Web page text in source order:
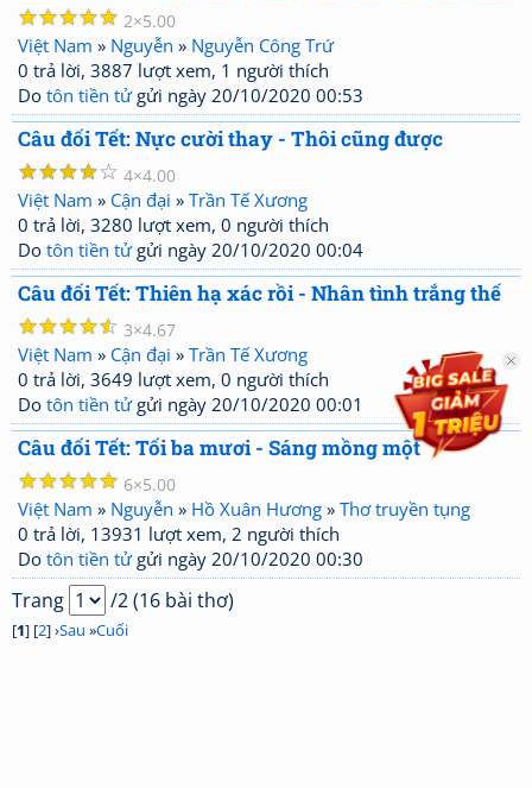
☆
☆
☆
☆
☆ 2 5.00
Việt Nam » Nguyễn » Nguyễn Công Trứ
0 trả lời, 3887 lượt xem, 1 người thích
Do tôn tiền tửgửi ngày 20/10/2020 00:53
Câu đối Tết: Nực cười thay - Thôi cũng được
☆
☆
☆
☆
☆ 4 4.00
Việt Nam » Cận đại » Trần Tế Xương
0 trả lời, 3280 lượt xem, 0 người thích
Do tôn tiền tửgửi ngày 20/10/2020 00:04
Câu đối Tết: Thiên hạ xác rồi - Nhân tình trắng thế
☆
☆
☆
☆
☆ 3 4.67
Việt Nam » Cận đại » Trần Tế Xương
0 trả lời, 3649 lượt xem, 0 người thích
Do tôn tiền tửgửi ngày 20/10/2020 00:01
Câu đối Tết: Tối ba mươi - Sáng mồng một
☆
☆
☆
☆
☆ 6 5.00
Việt Nam » Nguyễn » Hồ Xuân Hương » Thơ truyền tụng
0 trả lời, 13931 lượt xem, 2 người thích
Do tôn tiền tửgửi ngày 20/10/2020 00:30
Trang /2 (16 bài thơ)
[1] [2] ›Sau »Cuối